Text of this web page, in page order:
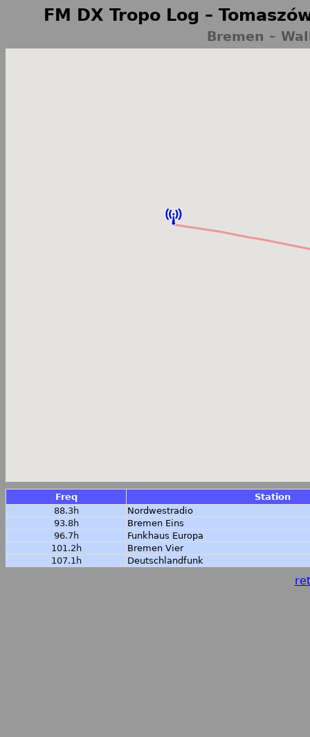
FM DX Tropo Log –
Bremen –
Freq
Station
88.3h
Nordwestradio
93.8h
Bremen Eins
96.7h
Funkhaus Europa
101.2h
Bremen Vier
107.1h
Deutschlandfunk